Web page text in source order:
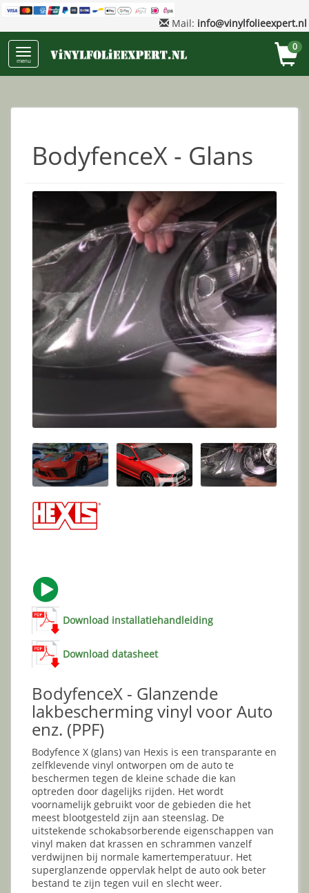
Mail: info@vinylfolieexpert.nl
menu
0
BodyfenceX - Glans
Download installatiehandleiding
Download datasheet
BodyfenceX - Glanzende
lakbescherming vinyl voor Auto
enz. (PPF)
Bodyfence X (glans) van Hexis is een transparante en
zelfklevende vinyl ontworpen om de auto te
beschermen tegen de kleine schade die kan
optreden door dagelijks rijden. Het wordt
voornamelijk gebruikt voor de gebieden die het
meest blootgesteld zijn aan steenslag. De
uitstekende schokabsorberende eigenschappen van
vinyl maken dat krassen en schrammen vanzelf
verdwijnen bij normale kamertemperatuur. Het
superglanzende oppervlak helpt de auto ook beter
bestand te zijn tegen vuil en slecht weer.